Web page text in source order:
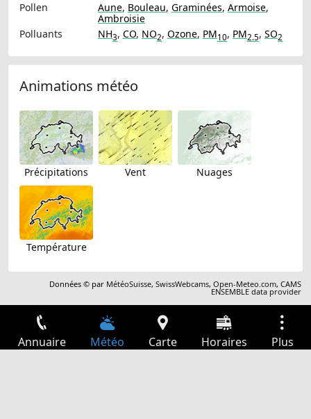
Pollen
Aune, Bouleau, Graminées, Armoise,
Ambroisie
Polluants
NH3, CO, NO2, Ozone, PM10, PM2.5, SO2
Animations météo
Précipitations Vent Nuages
Température
Données © par MétéoSuisse,SwissWebcams,Open-Meteo.com,CAMS
ENSEMBLE data provider
Annuaire Météo Carte Horaires Plus